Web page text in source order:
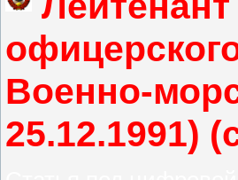
Военно-
25.12.1991)